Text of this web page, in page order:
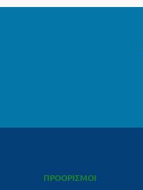
ΠΡΟΟΡΙΣΜΟΙ